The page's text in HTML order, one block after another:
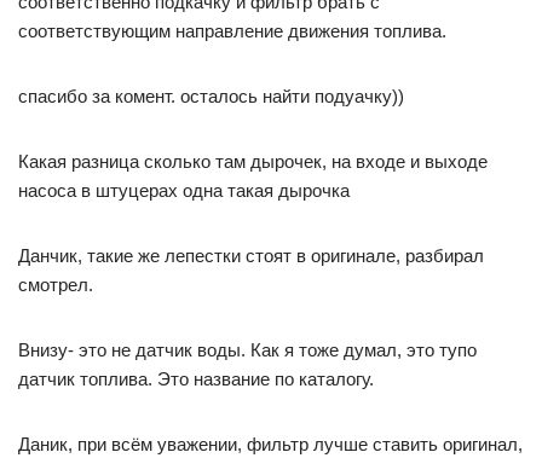
соответствующим направление движения топлива.
спасибо за комент. осталось найти подуачку))
Какая разница сколько там дырочек, на входе и выходе
насоса в штуцерах одна такая дырочка
Данчик, такие же лепестки стоят в оригинале, разбирал
смотрел.
Внизу- это не датчик воды. Как я тоже думал, это тупо
датчик топлива. Это название по каталогу.
Даник, при всём уважении, фильтр лучше ставить оригинал,